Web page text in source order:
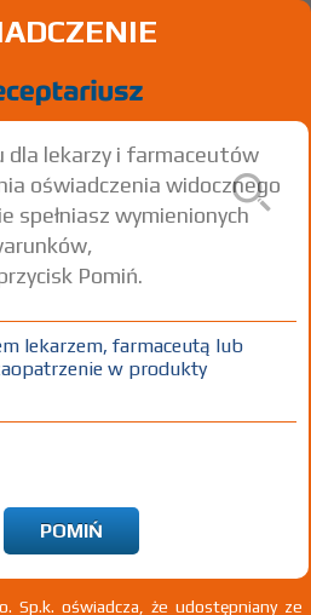
Lz
dla lekarzy i farmaceutów
oświadczenia widocznego
spełniasz wymienionych
Pomiń.
lekarzem, farmaceutą lub
w produkty
POMIŃ
Sp.k. oświadcza, że udostępniany ze